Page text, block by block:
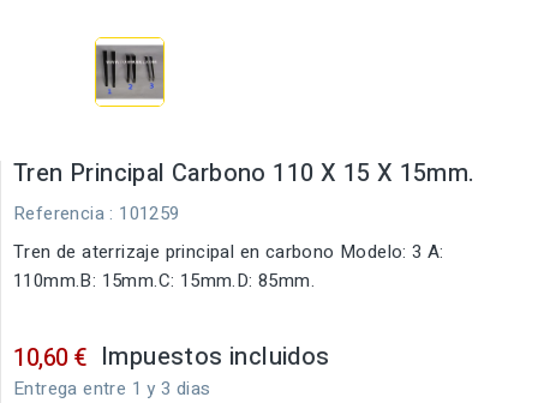
Tren Principal Carbono 110 X 15 X 15mm.
Referencia : 101259
Tren de aterrizaje principal en carbono Modelo: 3 A:
110mm.B: 15mm.C: 15mm.D: 85mm.
10,60 € Impuestos incluidos
Entrega entre 1 y 3 dias